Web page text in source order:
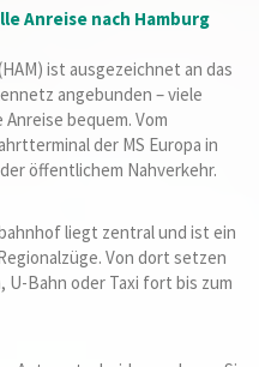
Anreise nach Hamburg
ist ausgezeichnet an das
angebunden – viele
bequem. Vom
der MS Europa in
öffentlichem Nahverkehr.
liegt zentral und ist ein
Von dort setzen
U-Bahn oder Taxi fort bis zum